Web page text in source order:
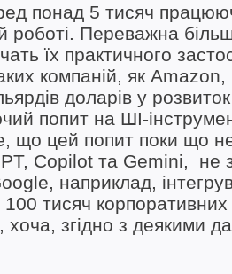
понад 5 тисяч
Переважна
їх практичного
компаній, як
доларів у
попит на ШІ-
що цей попит поки що
Copilot та Gemini, не
наприклад,
тисяч корпоративних
згідно з деякими